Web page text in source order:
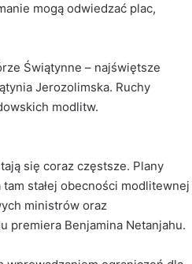
mogą odwiedzać plac,
Świątynne – najświętsze
Jerozolimska. Ruchy
modlitw.
się coraz częstsze. Plany
stałej obecności modlitewnej
ministrów oraz
premiera Benjamina Netanjahu.